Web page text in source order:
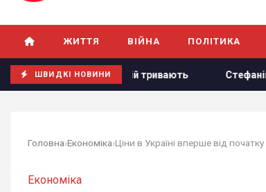
ЖИТТЯ ВІЙНА ПОЛІТИКА
ШВИДКІ НОВИНИ
щодо ліцензій тривають Стефанішину
Головна›Економіка›
Економіка